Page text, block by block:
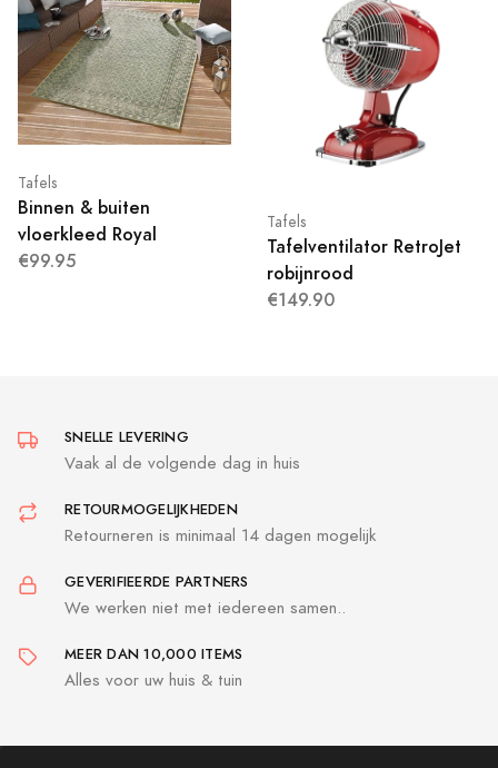
Tafels
Binnen & buiten
vloerkleed Royal
€99.95
Tafels
Tafelventilator RetroJet
robijnrood
€149.90
SNELLE LEVERING
Vaak al de volgende dag in huis
RETOURMOGELIJKHEDEN
Retourneren is minimaal 14 dagen mogelijk
GEVERIFIEERDE PARTNERS
We werken niet met iedereen samen..
MEER DAN 10,000 ITEMS
Alles voor uw huis & tuin